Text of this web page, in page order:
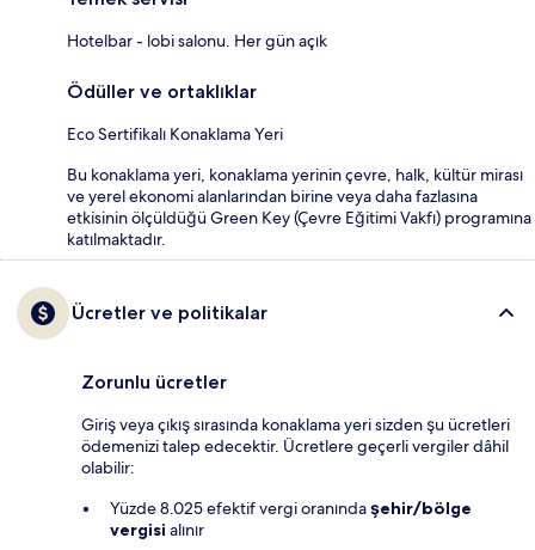
Hotelbar - lobi salonu. Her gün açık
Ödüller ve ortaklıklar
Eco Sertifikalı Konaklama Yeri
Bu konaklama yeri, konaklama yerinin çevre, halk, kültür mirası
ve yerel ekonomi alanlarından birine veya daha fazlasına
etkisinin ölçüldüğü Green Key (Çevre Eğitimi Vakfı) programına
katılmaktadır.
Ücretler ve politikalar
Zorunlu ücretler
Giriş veya çıkış sırasında konaklama yeri sizden şu ücretleri
ödemenizi talep edecektir. Ücretlere geçerli vergiler dâhil
olabilir:
Yüzde 8.025 efektif vergi oranındaşehir/bölge
vergisi alınır